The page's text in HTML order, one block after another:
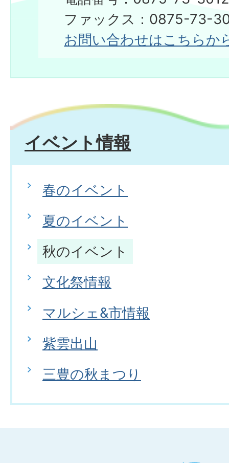
ファックス：0875-73-
お問い合わせはこちらか
イベント情報
春のイベント
夏のイベント
秋のイベント
文化祭情報
マルシェ&市情報
紫雲出山
三豊の秋まつり